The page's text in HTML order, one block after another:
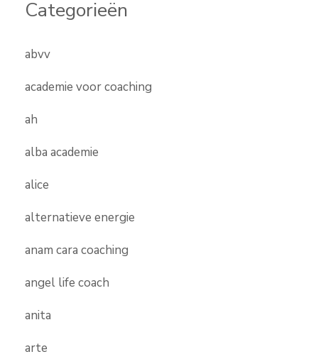
Categorieën
abvv
academie voor coaching
ah
alba academie
alice
alternatieve energie
anam cara coaching
angel life coach
anita
arte